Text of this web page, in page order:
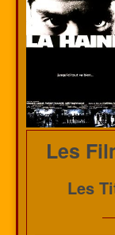
Les
Les